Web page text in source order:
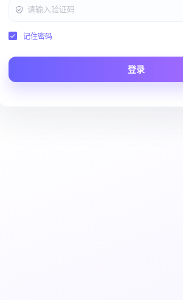
记住密码
登录